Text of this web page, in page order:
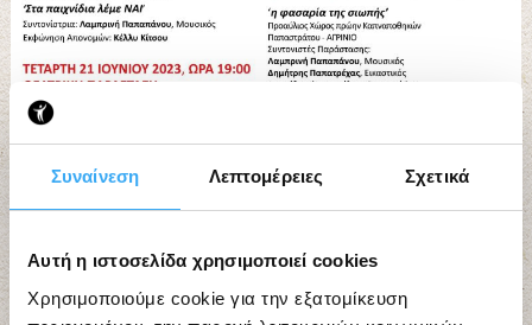
Συναίνεση Λεπτομέρειες Σχετικά
Αυτή η ιστοσελίδα χρησιμοποιεί cookies
Χρησιμοποιούμε cookie για την εξατομίκευση